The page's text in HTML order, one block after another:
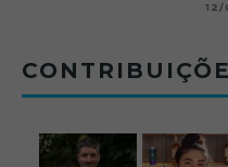
12/